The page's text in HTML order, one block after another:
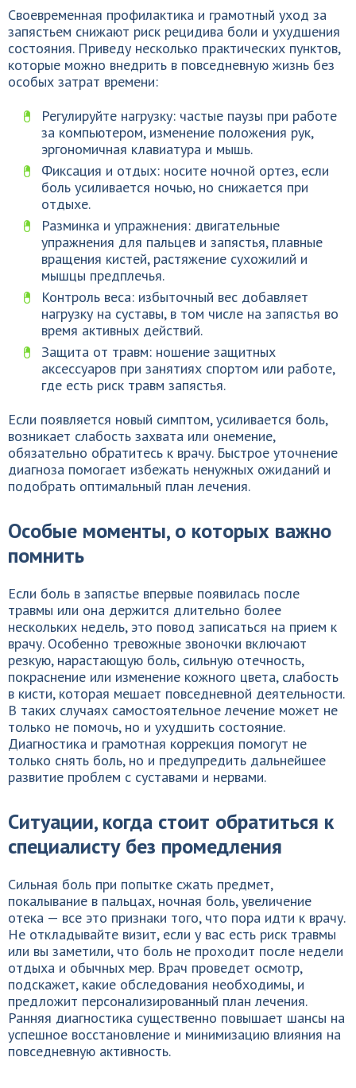
Своевременная профилактика и грамотный уход за
запястьем снижают риск рецидива боли и ухудшения
состояния. Приведу несколько практических пунктов,
которые можно внедрить в повседневную жизнь без
особых затрат времени:
Регулируйте нагрузку: частые паузы при работе
за компьютером, изменение положения рук,
эргономичная клавиатура и мышь.
Фиксация и отдых: носите ночной ортез, если
боль усиливается ночью, но снижается при
отдыхе.
Разминка и упражнения: двигательные
упражнения для пальцев и запястья, плавные
вращения кистей, растяжение сухожилий и
мышцы предплечья.
Контроль веса: избыточный вес добавляет
нагрузку на суставы, в том числе на запястья во
время активных действий.
Защита от травм: ношение защитных
аксессуаров при занятиях спортом или работе,
где есть риск травм запястья.
Если появляется новый симптом, усиливается боль,
возникает слабость захвата или онемение,
обязательно обратитесь к врачу. Быстрое уточнение
диагноза помогает избежать ненужных ожиданий и
подобрать оптимальный план лечения.
Особые моменты, о которых важно
помнить
Если боль в запястье впервые появилась после
травмы или она держится длительно более
нескольких недель, это повод записаться на прием к
врачу. Особенно тревожные звоночки включают
резкую, нарастающую боль, сильную отечность,
покраснение или изменение кожного цвета, слабость
в кисти, которая мешает повседневной деятельности.
В таких случаях самостоятельное лечение может не
только не помочь, но и ухудшить состояние.
Диагностика и грамотная коррекция помогут не
только снять боль, но и предупредить дальнейшее
развитие проблем с суставами и нервами.
Ситуации, когда стоит обратиться к
специалисту без промедления
Сильная боль при попытке сжать предмет,
покалывание в пальцах, ночная боль, увеличение
отека — все это признаки того, что пора идти к врачу.
Не откладывайте визит, если у вас есть риск травмы
или вы заметили, что боль не проходит после недели
отдыха и обычных мер. Врач проведет осмотр,
подскажет, какие обследования необходимы, и
предложит персонализированный план лечения.
Ранняя диагностика существенно повышает шансы на
успешное восстановление и минимизацию влияния на
повседневную активность.